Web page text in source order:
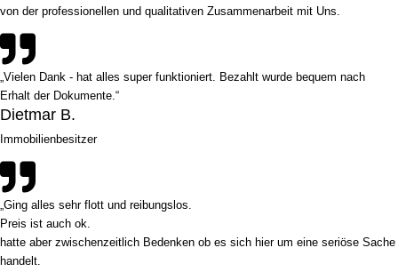
von der professionellen und qualitativen Zusammenarbeit mit Uns.
„Vielen Dank - hat alles super funktioniert. Bezahlt wurde bequem nach
Erhalt der Dokumente.“
Dietmar B.
Immobilienbesitzer
„Ging alles sehr flott und reibungslos.
Preis ist auch ok.
hatte aber zwischenzeitlich Bedenken ob es sich hier um eine seriöse Sache
handelt.